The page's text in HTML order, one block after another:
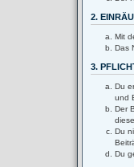
2.
Mit
Das
3.
Du
und
Der
Du
Du